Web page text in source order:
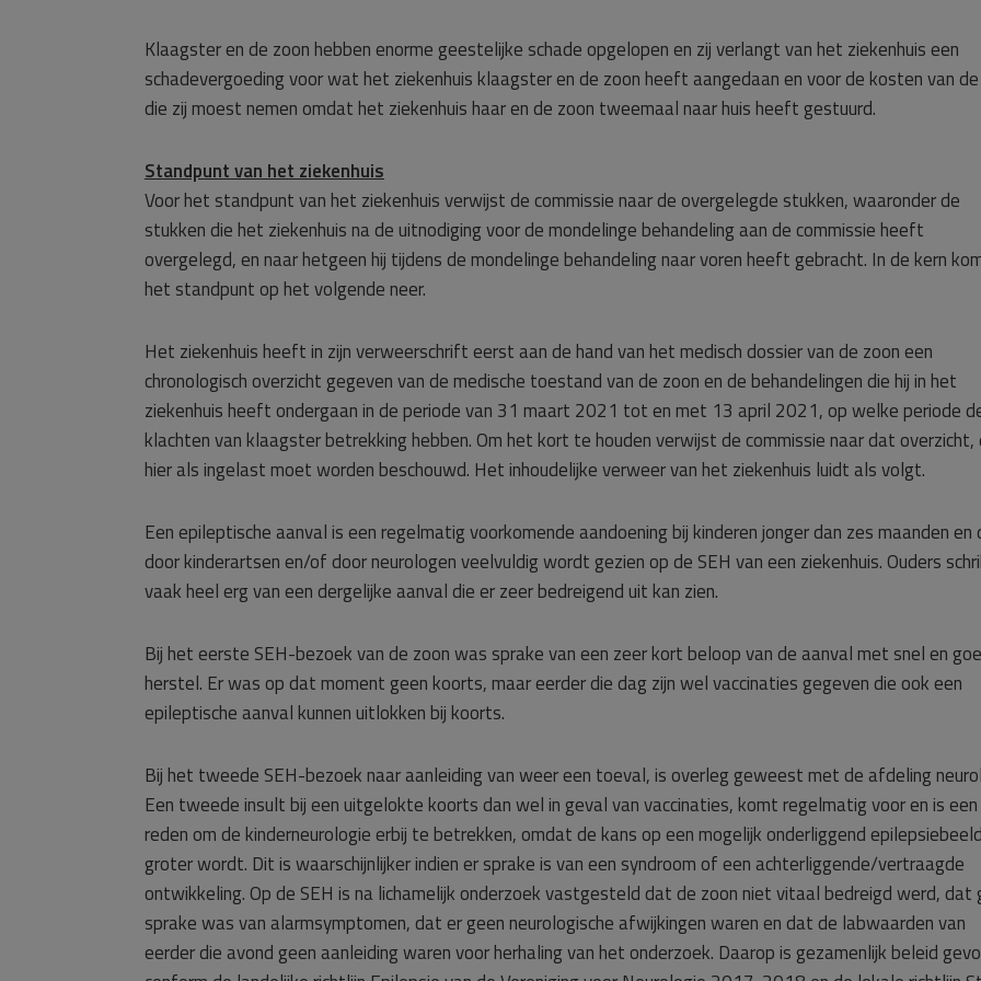
Klaagster en de zoon hebben enorme geestelijke schade opgelopen en zij verlangt van het ziekenhuis een
schadevergoeding voor wat het ziekenhuis klaagster en de zoon heeft aangedaan en voor de kosten van
die zij moest nemen omdat het ziekenhuis haar en de zoon tweemaal naar huis heeft gestuurd.
Standpunt van het ziekenhuis
Voor het standpunt van het ziekenhuis verwijst de commissie naar de overgelegde stukken, waaronder de
stukken die het ziekenhuis na de uitnodiging voor de mondelinge behandeling aan de commissie heeft
overgelegd, en naar hetgeen hij tijdens de mondelinge behandeling naar voren heeft gebracht. In de kern
het standpunt op het volgende neer.
Het ziekenhuis heeft in zijn verweerschrift eerst aan de hand van het medisch dossier van de zoon een
chronologisch overzicht gegeven van de medische toestand van de zoon en de behandelingen die hij in het
ziekenhuis heeft ondergaan in de periode van 31 maart 2021 tot en met 13 april 2021, op welke periode
klachten van klaagster betrekking hebben. Om het kort te houden verwijst de commissie naar dat
hier als ingelast moet worden beschouwd. Het inhoudelijke verweer van het ziekenhuis luidt als volgt.
Een epileptische aanval is een regelmatig voorkomende aandoening bij kinderen jonger dan zes maanden en
door kinderartsen en/of door neurologen veelvuldig wordt gezien op de SEH van een ziekenhuis. Ouders
vaak heel erg van een dergelijke aanval die er zeer bedreigend uit kan zien.
Bij het eerste SEH-bezoek van de zoon was sprake van een zeer kort beloop van de aanval met snel en
herstel. Er was op dat moment geen koorts, maar eerder die dag zijn wel vaccinaties gegeven die ook een
epileptische aanval kunnen uitlokken bij koorts.
Bij het tweede SEH-bezoek naar aanleiding van weer een toeval, is overleg geweest met de afdeling
Een tweede insult bij een uitgelokte koorts dan wel in geval van vaccinaties, komt regelmatig voor en is een
reden om de kinderneurologie erbij te betrekken, omdat de kans op een mogelijk onderliggend
groter wordt. Dit is waarschijnlijker indien er sprake is van een syndroom of een achterliggende/vertraagde
ontwikkeling. Op de SEH is na lichamelijk onderzoek vastgesteld dat de zoon niet vitaal bedreigd werd, dat
sprake was van alarmsymptomen, dat er geen neurologische afwijkingen waren en dat de labwaarden van
eerder die avond geen aanleiding waren voor herhaling van het onderzoek. Daarop is gezamenlijk beleid